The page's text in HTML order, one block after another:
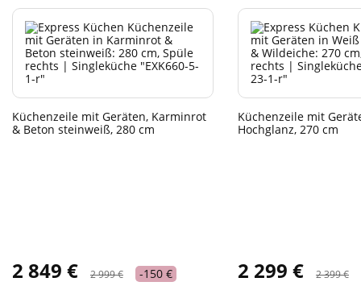
Küchenzeile mit Geräten, Karminrot
& Beton steinweiß, 280 cm
2 849 € 2 999 € -150 €
Küchenzeile mit
Hochglanz, 270 cm
2 299 € 2 399 €